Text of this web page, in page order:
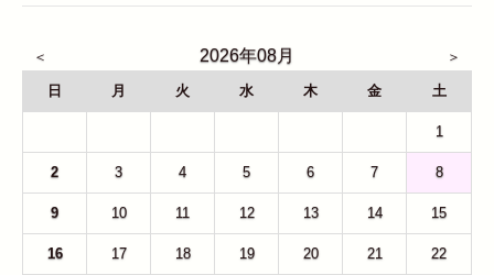
2026年08月
日 月 火 水 木 金 土
1
2 3 4 5 6 7 8
9 10 11 12 13 14 15
16 17 18 19 20 21 22